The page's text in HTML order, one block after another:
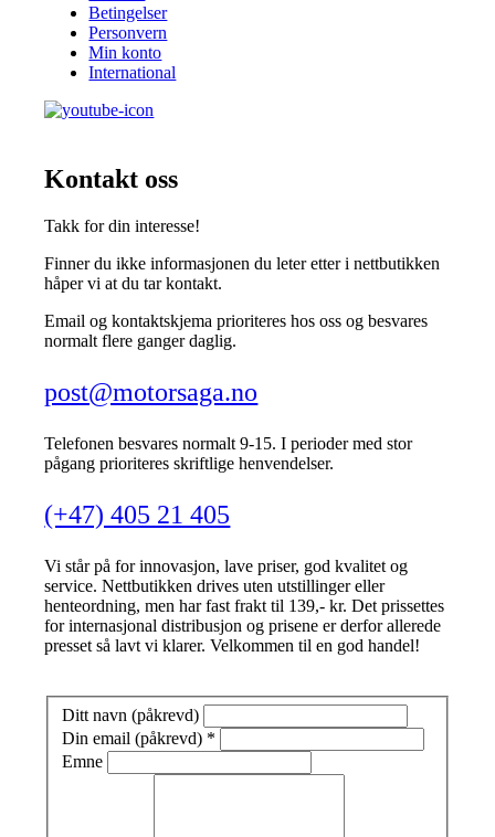
Betingelser
Personvern
Min konto
International
Kontakt oss
Takk for din interesse!
Finner du ikke informasjonen du leter etter i nettbutikken
håper vi at du tar kontakt.
Email og kontaktskjema prioriteres hos oss og besvares
normalt flere ganger daglig.
post@motorsaga.no
Telefonen besvares normalt 9-15. I perioder med stor
pågang prioriteres skriftlige henvendelser.
(+47) 405 21 405
Vi står på for innovasjon, lave priser, god kvalitet og
service. Nettbutikken drives uten utstillinger eller
henteordning, men har fast frakt til 139,- kr. Det prissettes
for internasjonal distribusjon og prisene er derfor allerede
presset så lavt vi klarer. Velkommen til en god handel!
Ditt navn (påkrevd)
Din email (påkrevd) *
Emne